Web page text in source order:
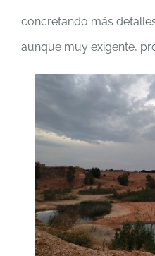
concretando más
aunque muy exigente,